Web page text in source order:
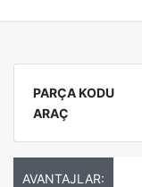
PARÇA KODU
ARAÇ
AVANTAJLAR: